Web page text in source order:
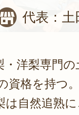
代表：土
・洋梨専門
資格を持つ
は自然追熟